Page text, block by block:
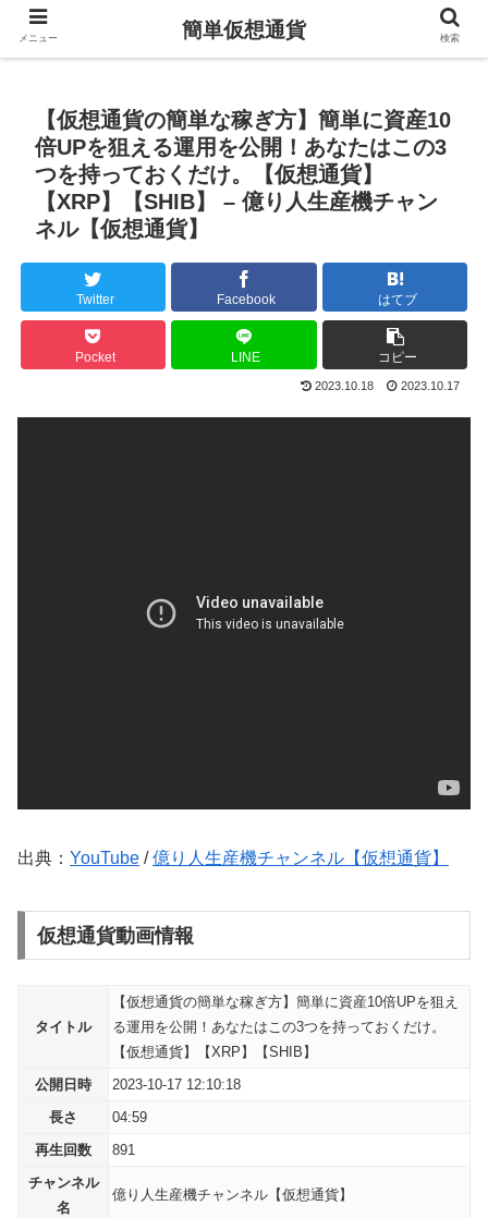
【仮想通貨の簡単な稼ぎ方】簡単に資産10
倍UPを狙える運用を公開！あなたはこの3
つを持っておくだけ。【仮想通貨】
【XRP】【SHIB】 – 億り人生産機チャン
ネル【仮想通貨】
Twitter Facebook はてブ
Pocket LINE コピー
2023.10.18 2023.10.17
出典： YouTube /億り人生産機チャンネル【仮想通貨】
仮想通貨動画情報
タイトル
【仮想通貨の簡単な稼ぎ方】簡単に資産10倍UPを狙え
る運用を公開！あなたはこの3つを持っておくだけ。
【仮想通貨】【XRP】【SHIB】
公開日時
2023-10-17 12:10:18
長さ
04:59
再生回数
891
チャンネル
名
億り人生産機チャンネル【仮想通貨】
メニュー 簡単仮想通貨 検索